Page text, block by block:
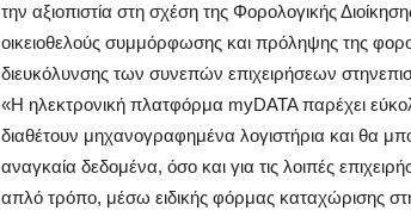
την αξιοπιστία στη σχέση της Φορολογικής
οικειοθελούς συμμόρφωσης και πρόληψης της
διευκόλυνσης των συνεπών επιχειρήσεων
«Η ηλεκτρονική πλατφόρμα myDATA παρέχει
διαθέτουν μηχανογραφημένα λογιστήρια και θα
αναγκαία δεδομένα, όσο και για τις λοιπές
απλό τρόπο, μέσω ειδικής φόρμας καταχώρισης